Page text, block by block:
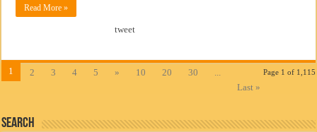
Read More »
tweet
Page 1 of 1,115
1 2 3 4 5 » 10 20 30
...
Last »
Search